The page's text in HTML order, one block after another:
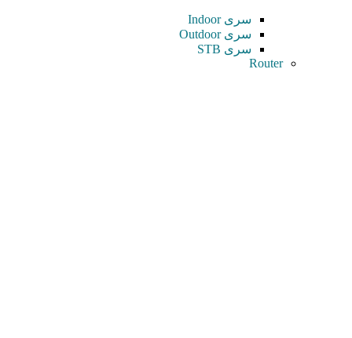
سری Indoor
سری Outdoor
سری STB
Router